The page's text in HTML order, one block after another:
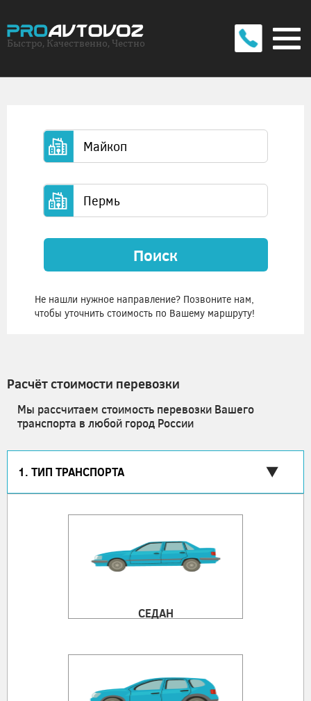
Быстро, Качественно, Честно
Поиск
Не нашли нужное направление? Позвоните нам,
чтобы уточнить стоимость по Вашему маршруту!
Расчёт стоимости перевозки
Мы рассчитаем стоимость перевозки Вашего
транспорта в любой город России
1. ТИП ТРАНСПОРТА
СЕДАН